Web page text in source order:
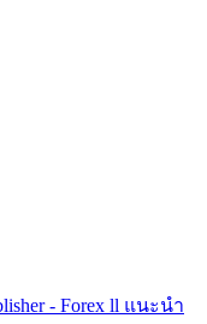
- Forex ll แนะนำ